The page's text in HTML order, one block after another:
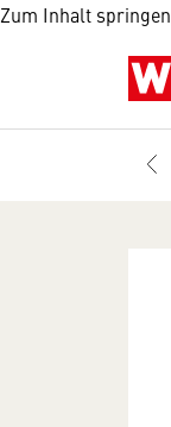
Zum Inhalt springen